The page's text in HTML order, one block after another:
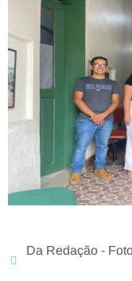
Da Redação -